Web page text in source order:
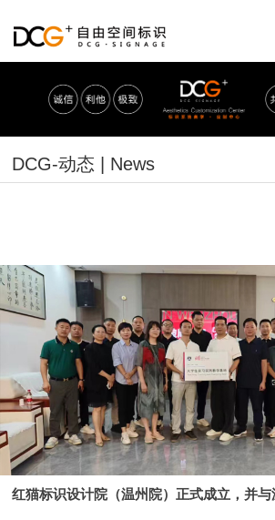
DCG-动态 | News